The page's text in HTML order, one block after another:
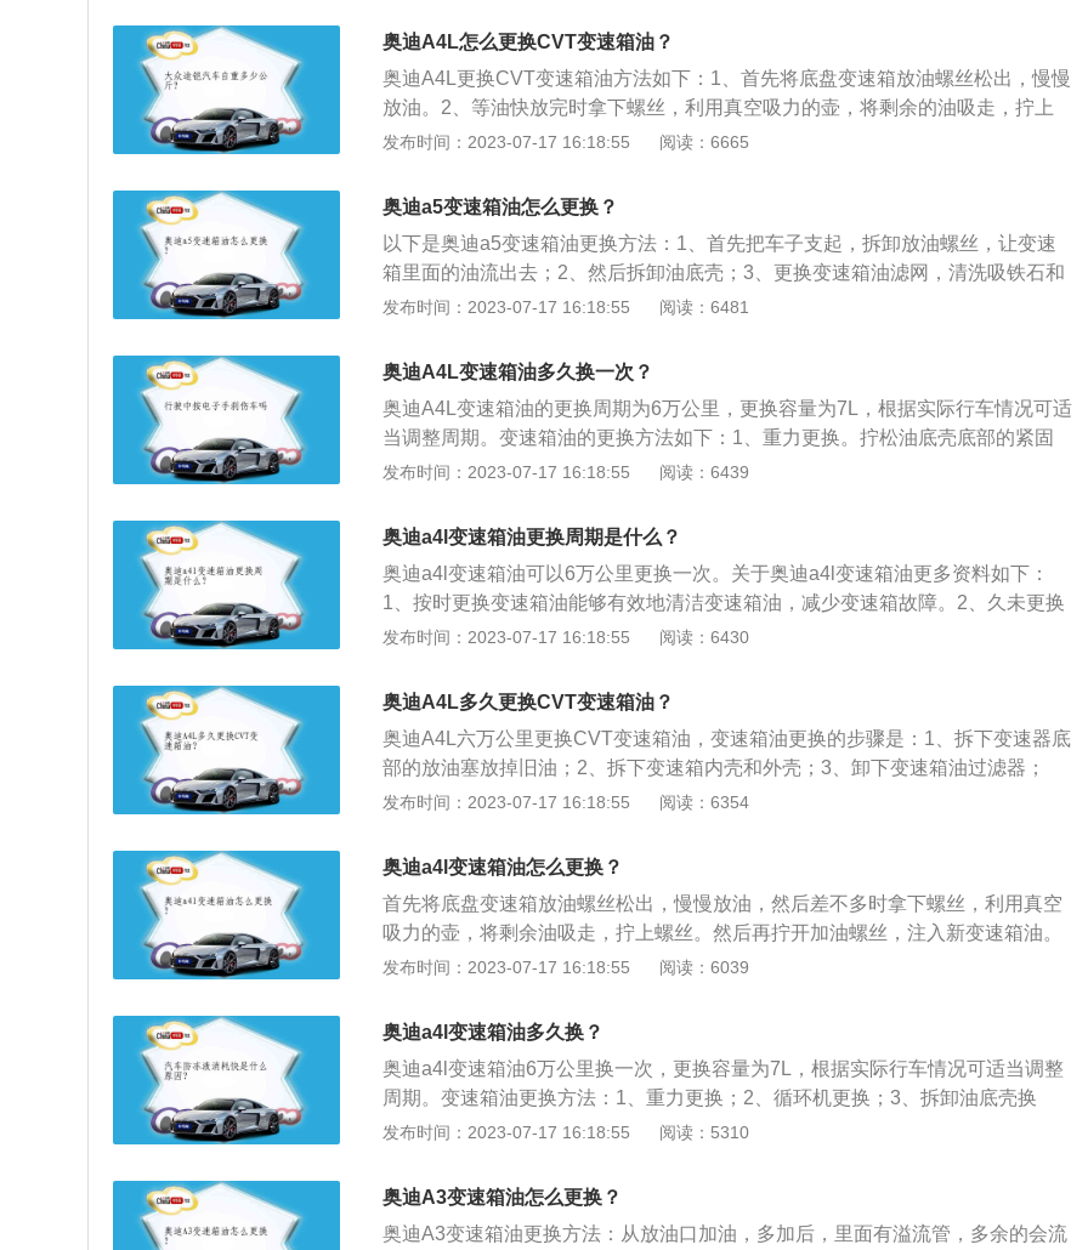
圈，所以需要一定的工艺来拆卸变速箱油底壳，然后安装底壳，在发动机舱内给
变速箱加油口加油，确定安装量。加入3/4油后，需要运行每个档位，检查变速箱
油的工作温度。这是变速箱的换油程序。变速箱需要大量机油。如果油是假的，
配备了真皮多功能方向盘、真皮电动座椅、电动天窗、自动空调、雨量感应、倒
车雷达、胎压监测等功能。
奥迪A4L怎么更换CVT变速箱油？
奥迪A4L更换CVT变速箱油方法如下：1、首先将底盘变速箱放油螺丝松出，慢慢
放油。2、等油快放完时拿下螺丝，利用真空吸力的壶，将剩余的油吸走，拧上
螺丝。3、然后再拧开加油螺丝，注入新的变速箱油即可。变速箱油有两种：一
齿轮油。变速箱油多长时间更换需要分型号，不同车型、不同型号的变速箱油有
着不同的更换周期，一般自动变速箱油每两年或行驶5-8万公里左右更换一次，手
动变速箱油3年或10万公里左右更换一次。
发布时间：2023-07-17 16:18:55 阅读：6665
奥迪a5变速箱油怎么更换？
以下是奥迪a5变速箱油更换方法：1、首先把车子支起，拆卸放油螺丝，让变速
箱里面的油流出去；2、然后拆卸油底壳；3、更换变速箱油滤网，清洗吸铁石和
油底壳等部件；4、接着连接循环换油机，将原厂变速箱油加注到循环机里面，
液晶仪表盘和10.1英寸悬浮式液晶中控屏幕，触摸式中控屏幕配备了第三代MIB
娱乐系统。动力方面，A5依旧搭载2.0升四缸涡轮增压发动机，最大功率185kW
(252Ps)，峰值扭矩370Nm，与之搭配的是7速自动变速箱。
发布时间：2023-07-17 16:18:55 阅读：6481
奥迪A4L变速箱油多久换一次？
奥迪A4L变速箱油的更换周期为6万公里，更换容量为7L，根据实际行车情况可适
当调整周期。变速箱油的更换方法如下：1、重力更换。拧松油底壳底部的紧固
螺母后，变速箱油会自动从放油孔流出。但变速箱油不能全部排出，主要因为机
部，将变速箱和循环机通过管道接口连接，新油在循环机作用下将旧油推动而排
出。新变速箱使用越多，油路清洗就更加干净。循环机更换一次变速箱油，需要
10升油量。
发布时间：2023-07-17 16:18:55 阅读：6439
奥迪a4l变速箱油更换周期是什么？
奥迪a4l变速箱油可以6万公里更换一次。关于奥迪a4l变速箱油更多资料如下：
1、按时更换变速箱油能够有效地清洁变速箱油，减少变速箱故障。2、久未更换
变速箱油，会使变速器出现异常磨损、油品变质严重等问题。3、久未更换变速
命。4、久未更换变速箱油，会使变速器中的油品颗粒化，阻塞油路，拉伤阀体
会直接影响到系统油压和动力传输，使变速器出现反应迟缓、换挡冲击等现象。
发布时间：2023-07-17 16:18:55 阅读：6430
奥迪A4L多久更换CVT变速箱油？
奥迪A4L六万公里更换CVT变速箱油，变速箱油更换的步骤是：1、拆下变速器底
部的放油塞放掉旧油；2、拆下变速箱内壳和外壳；3、卸下变速箱油过滤器；
4、摘下油底垫圈，去除周边的污渍；5、用棉丝将清洁过的变速箱油过滤装置擦
一款中型4门5座三厢车，长宽高分别为4858mm、1847mm、1439mm，轴距为2
908mm，搭载7挡双离合变速箱。
发布时间：2023-07-17 16:18:55 阅读：6354
奥迪a4l变速箱油怎么更换？
首先将底盘变速箱放油螺丝松出，慢慢放油，然后差不多时拿下螺丝，利用真空
吸力的壶，将剩余油吸走，拧上螺丝。然后再拧开加油螺丝，注入新变速箱油。
变速箱油更换方法具体有以下2种：1、利用重力，让油自己慢慢流出：将车辆升
上螺丝，加注新的变速箱油；2、使用换油机，直至油变清澈：换油机可以一边
往变速箱里注进新油，一边把新旧混合油抽出，直至变速箱内的油变清澈。
发布时间：2023-07-17 16:18:55 阅读：6039
奥迪a4l变速箱油多久换？
奥迪a4l变速箱油6万公里换一次，更换容量为7L，根据实际行车情况可适当调整
周期。变速箱油更换方法：1、重力更换；2、循环机更换；3、拆卸油底壳换
油，此方式从根源上更换清洗，还能对脏污的油滤进行处理。奥迪a4l的车身尺寸
迪家族式设计，做工精致和用料考究，其搭载了新型8速multitronic无级手动一体
式变速器，换挡更加平顺，动力传输更加顺畅，提高驾乘舒适性和燃油经济性。
发布时间：2023-07-17 16:18:55 阅读：5310
奥迪A3变速箱油怎么更换？
奥迪A3变速箱油更换方法：从放油口加油，多加后，里面有溢流管，多余的会流